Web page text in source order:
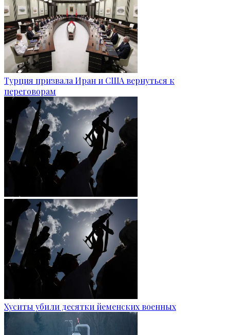
Турция призвала Иран и США вернуться к
переговорам
Хуситы убили десятки йеменских военных